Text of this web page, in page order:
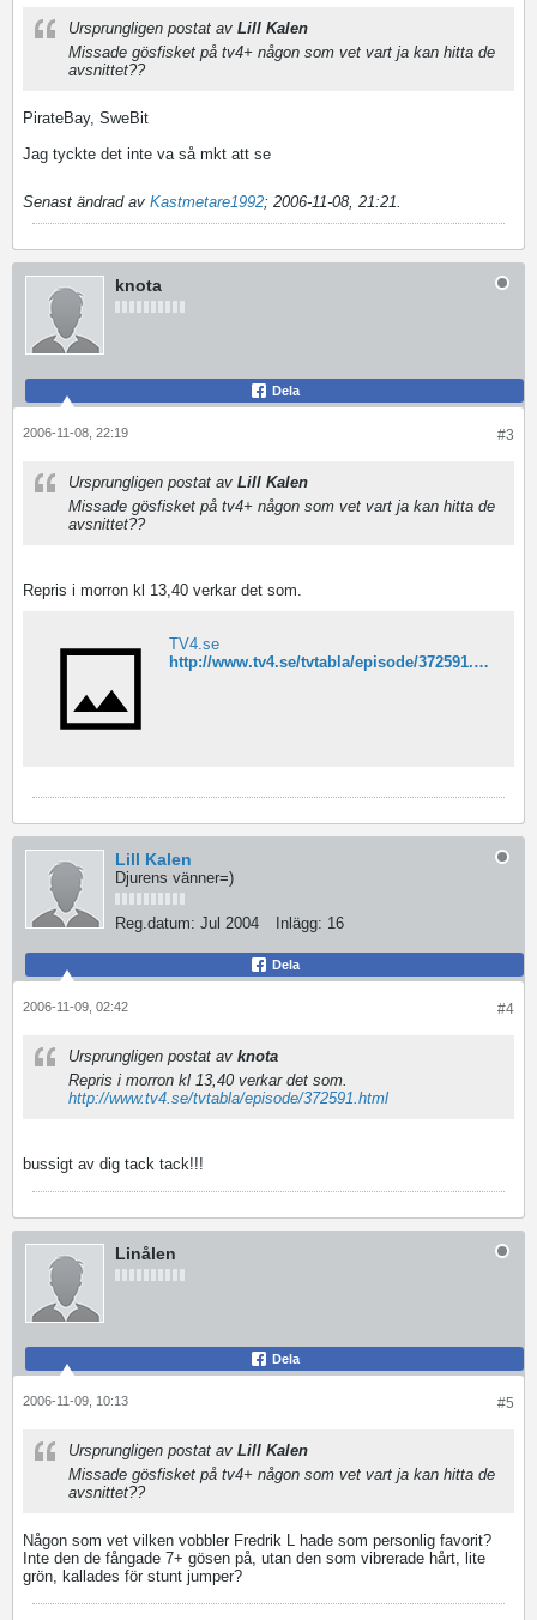
Ursprungligen postat av Lill Kalen
Missade gösfisket på tv4+ någon som vet vart ja kan hitta de
avsnittet??
PirateBay, SweBit
Jag tyckte det inte va så mkt att se
Senast ändrad av Kastmetare1992; 2006-11-08, 21:21.
knota
Dela
#3
2006-11-08, 22:19
Ursprungligen postat av Lill Kalen
Missade gösfisket på tv4+ någon som vet vart ja kan hitta de
avsnittet??
Repris i morron kl 13,40 verkar det som.
TV4.se
http://www.tv4.se/tvtabla/episode/372591.html
Lill Kalen
Djurens vänner=)
Reg.datum: Jul 2004 Inlägg: 16
Dela
#4
2006-11-09, 02:42
Ursprungligen postat av knota
Repris i morron kl 13,40 verkar det som.
http://www.tv4.se/tvtabla/episode/372591.html
bussigt av dig tack tack!!!
Linålen
Dela
#5
2006-11-09, 10:13
Ursprungligen postat av Lill Kalen
Missade gösfisket på tv4+ någon som vet vart ja kan hitta de
avsnittet??
Någon som vet vilken vobbler Fredrik L hade som personlig favorit?
Inte den de fångade 7+ gösen på, utan den som vibrerade hårt, lite
grön, kallades för stunt jumper?